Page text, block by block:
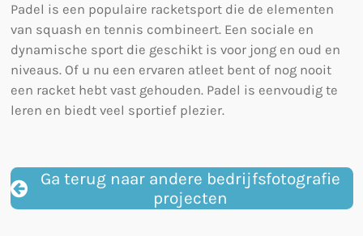
Padel is een populaire racketsport die de elementen
van squash en tennis combineert. Een sociale en
dynamische sport die geschikt is voor jong en oud en
niveaus. Of u nu een ervaren atleet bent of nog nooit
een racket hebt vast gehouden. Padel is eenvoudig te
leren en biedt veel sportief plezier.
Ga terug naar andere bedrijfsfotografie
projecten